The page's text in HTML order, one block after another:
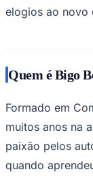
elogios ao novo
Quem é Bigo
Formado em
muitos anos na
paixão pelos
quando